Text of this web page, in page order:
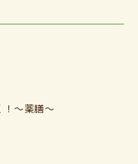
！〜薬膳〜